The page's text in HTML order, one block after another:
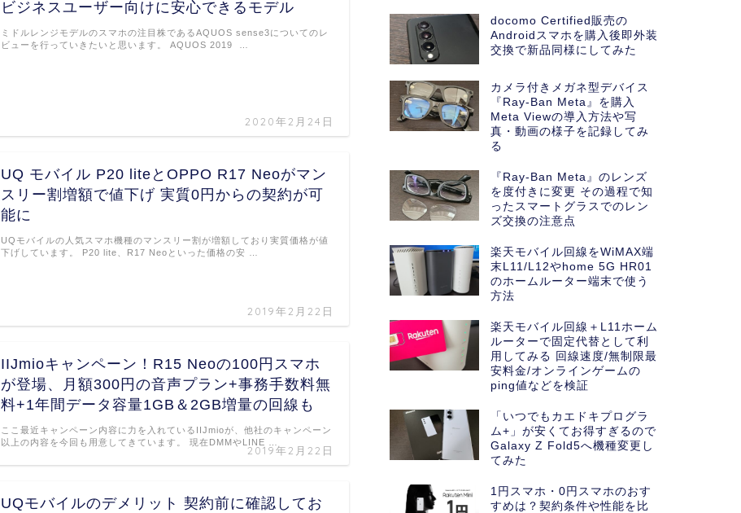
ビジネスユーザー向けに安心できるモデル
2020年2月24日
ミドルレンジモデルのスマホの注目株であるAQUOS sense3についてのレ
ビューを行っていきたいと思います。 AQUOS 2019 …
UQ モバイル P20 liteとOPPO R17 Neoがマン
スリー割増額で値下げ 実質0円からの契約が可
能に
2019年2月22日
UQモバイルの人気スマホ機種のマンスリー割が増額しており実質価格が値
下げしています。 P20 lite、R17 Neoといった価格の安 …
IIJmioキャンペーン！R15 Neoの100円スマホ
が登場、月額300円の音声プラン+事務手数料無
料+1年間データ容量1GB＆2GB増量の回線も
2019年2月22日
ここ最近キャンペーン内容に力を入れているIIJmioが、他社のキャンペーン
以上の内容を今回も用意してきています。 現在DMMやLINE …
UQモバイルのデメリット 契約前に確認してお
docomo Certified販売の
Androidスマホを購入後即外装
交換で新品同様にしてみた
カメラ付きメガネ型デバイス
『Ray-Ban Meta』を購入
Meta Viewの導入方法や写
真・動画の様子を記録してみ
る
『Ray-Ban Meta』のレンズ
を度付きに変更 その過程で知
ったスマートグラスでのレン
ズ交換の注意点
楽天モバイル回線をWiMAX端
末L11/L12やhome 5G HR01
のホームルーター端末で使う
方法
楽天モバイル回線＋L11ホーム
ルーターで固定代替として利
用してみる 回線速度/無制限最
安料金/オンラインゲームの
ping値などを検証
「いつでもカエドキプログラ
ム+」が安くてお得すぎるので
Galaxy Z Fold5へ機種変更し
てみた
1円スマホ・0円スマホのおす
すめは？契約条件や性能を比